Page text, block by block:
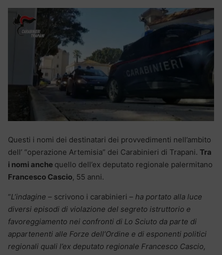
Questi i nomi dei destinatari dei provvedimenti nell’ambito
dell’ “operazione Artemisia” dei Carabinieri di Trapani. Tra
i nomi anche quello dell’ex deputato regionale palermitano
Francesco Cascio, 55 anni.
“L’indagine – scrivono i carabinieri – ha portato alla luce
diversi episodi di violazione del segreto istruttorio e
favoreggiamento nei confronti di Lo Sciuto da parte di
appartenenti alle Forze dell’Ordine e di esponenti politici
regionali quali l’ex deputato regionale Francesco Cascio,